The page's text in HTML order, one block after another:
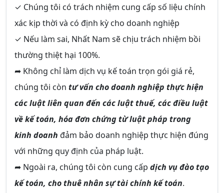
✓ Chúng tôi có trách nhiệm cung cấp số liệu chính
xác kịp thời và có định kỳ cho doanh nghiệp
✓ Nếu làm sai, Nhất Nam sẽ chịu trách nhiệm bồi
thường thiệt hại 100%.
➦ Không chỉ làm dịch vụ kế toán trọn gói giá rẻ,
chúng tôi còn tư vấn cho doanh nghiệp thực hiện
các luật liên quan đến các luật thuế, các điều luật
về kế toán, hóa đơn chứng từ luật pháp trong
kinh doanh đảm bảo doanh nghiệp thực hiện đúng
với những quy định của pháp luật.
➦ Ngoài ra, chúng tôi còn cung cấp dịch vụ đào tạo
kế toán, cho thuê nhân sự tài chính kế toán.